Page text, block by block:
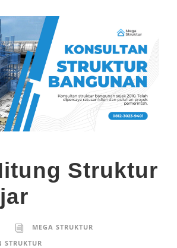
Struktur
MEGA STRUKTUR
STRUKTUR